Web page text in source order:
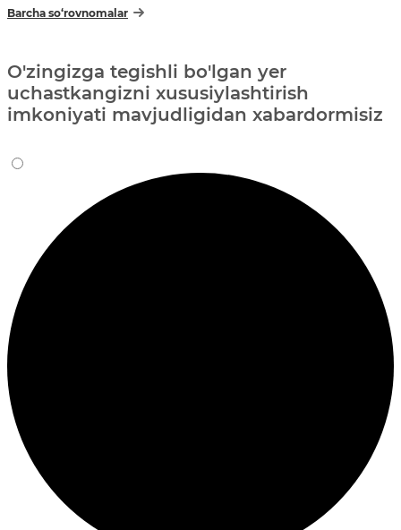
Barcha so‘rovnomalar
O'zingizga tegishli bo'lgan yer
uchastkangizni xususiylashtirish
imkoniyati mavjudligidan xabardormisiz